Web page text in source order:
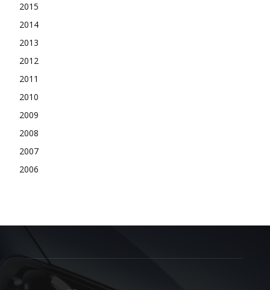
2015
2014
2013
2012
2011
2010
2009
2008
2007
2006